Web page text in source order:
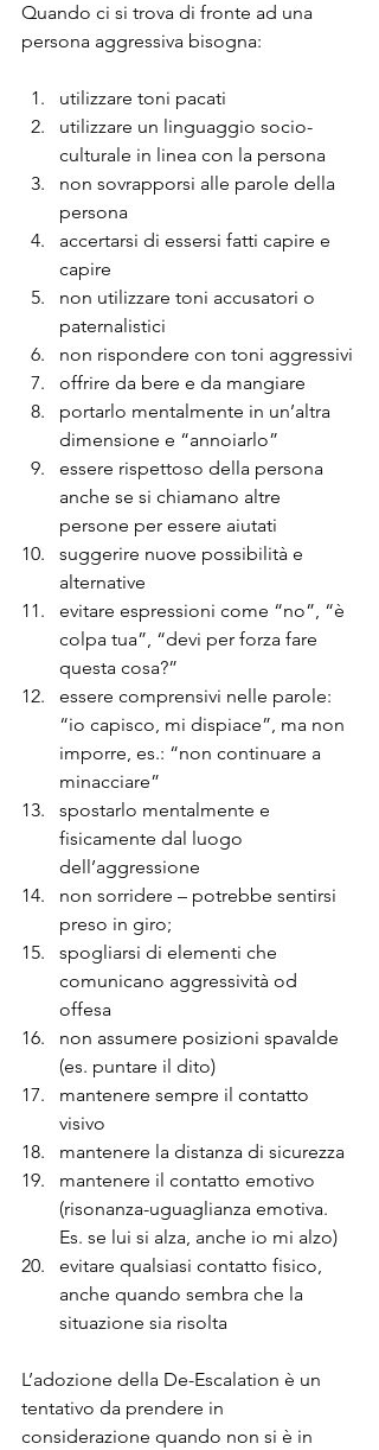
Quando ci si trova di fronte ad una
persona aggressiva bisogna:
utilizzare toni pacati
utilizzare un linguaggio socio-
culturale in linea con la persona
non sovrapporsi alle parole della
persona
accertarsi di essersi fatti capire e
capire
non utilizzare toni accusatori o
paternalistici
non rispondere con toni aggressivi
offrire da bere e da mangiare
portarlo mentalmente in un’altra
dimensione e “annoiarlo”
essere rispettoso della persona
anche se si chiamano altre
persone per essere aiutati
suggerire nuove possibilità e
alternative
evitare espressioni come “no”, “è
colpa tua”, “devi per forza fare
questa cosa?”
essere comprensivi nelle parole:
“io capisco, mi dispiace”, ma non
imporre, es.: “non continuare a
minacciare”
spostarlo mentalmente e
fisicamente dal luogo
dell’aggressione
non sorridere – potrebbe sentirsi
preso in giro;
spogliarsi di elementi che
comunicano aggressività od
offesa
non assumere posizioni spavalde
(es. puntare il dito)
mantenere sempre il contatto
visivo
mantenere la distanza di sicurezza
mantenere il contatto emotivo
(risonanza-uguaglianza emotiva.
Es. se lui si alza, anche io mi alzo)
evitare qualsiasi contatto fisico,
anche quando sembra che la
situazione sia risolta
L’adozione della De-Escalation è un
tentativo da prendere in
considerazione quando non si è in